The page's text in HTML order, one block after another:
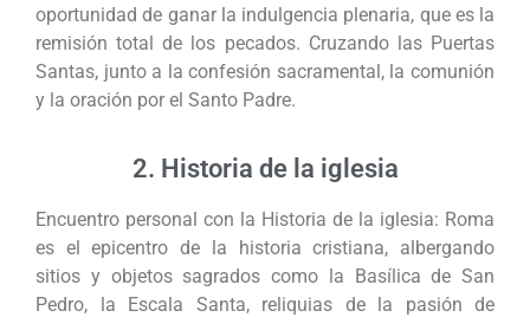
oportunidad de ganar la indulgencia plenaria, que es la
remisión total de los pecados. Cruzando las Puertas
Santas, junto a la confesión sacramental, la comunión
y la oración por el Santo Padre.
2. Historia de la iglesia
Encuentro personal con la Historia de la iglesia: Roma
es el epicentro de la historia cristiana, albergando
sitios y objetos sagrados como la Basílica de San
Pedro, la Escala Santa, reliquias de la pasión de